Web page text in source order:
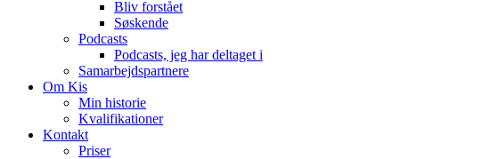
Bliv forstået
Søskende
Podcasts
Podcasts, jeg har deltaget i
Samarbejdspartnere
Om Kis
Min historie
Kvalifikationer
Kontakt
Priser